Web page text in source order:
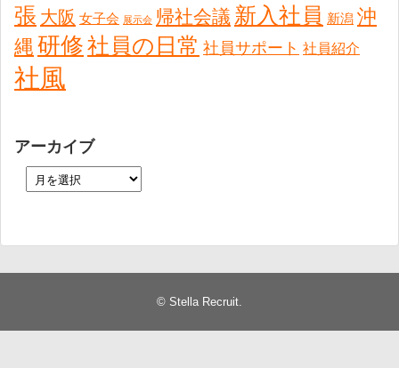
張 大阪 女子会 展示会 帰社会議 新入社員 新潟 沖
縄 研修社員の日常 社員サポート 社員紹介
社風
アーカイブ
© Stella Recruit.